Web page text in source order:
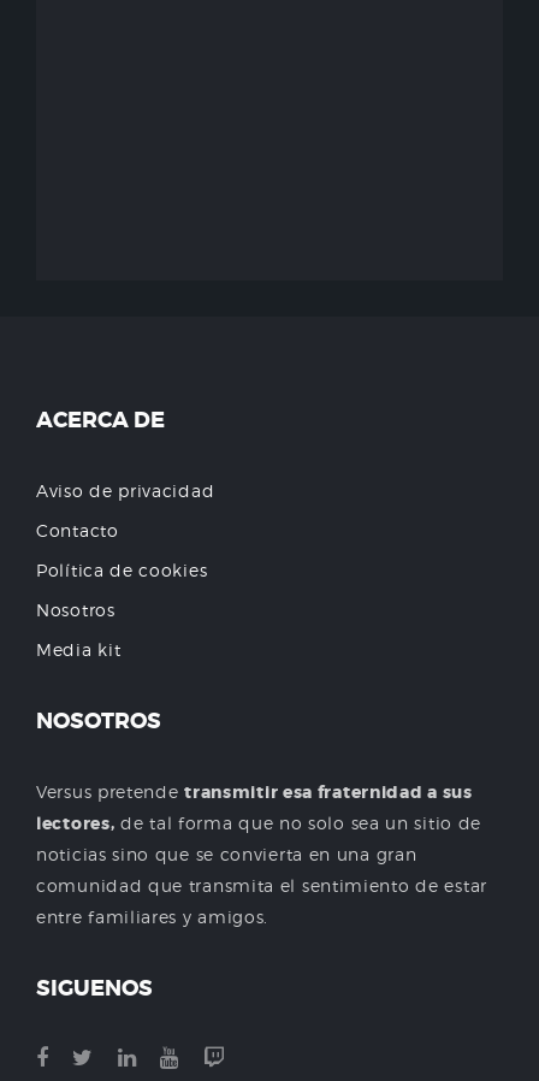
ACERCA DE
Aviso de privacidad
Contacto
Política de cookies
Nosotros
Media kit
NOSOTROS
Versus pretendetransmitir esa fraternidad a sus
lectores, de tal forma que no solo sea un sitio de
noticias sino que se convierta en una gran
comunidad que transmita el sentimiento de estar
entre familiares y amigos.
SIGUENOS